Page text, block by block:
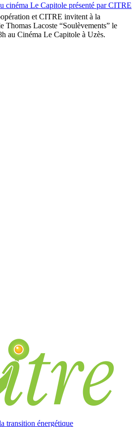
cinéma Le Capitole présenté par CITRE
et CITRE invitent à la
Thomas Lacoste “Soulèvements” le
au Cinéma Le Capitole à Uzès.
transition énergétique